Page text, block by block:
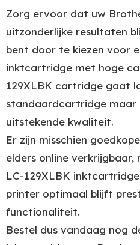
Zorg ervoor dat uw
uitzonderlijke resultaten
bent door te kiezen voor
inktcartridge met hoge
129XLBK cartridge gaat
standaardcartridge maar
uitstekende kwaliteit.
Er zijn misschien
elders online verkrijgbaar,
LC-129XLBK
printer optimaal blijft
functionaliteit.
Bestel dus vandaag nog